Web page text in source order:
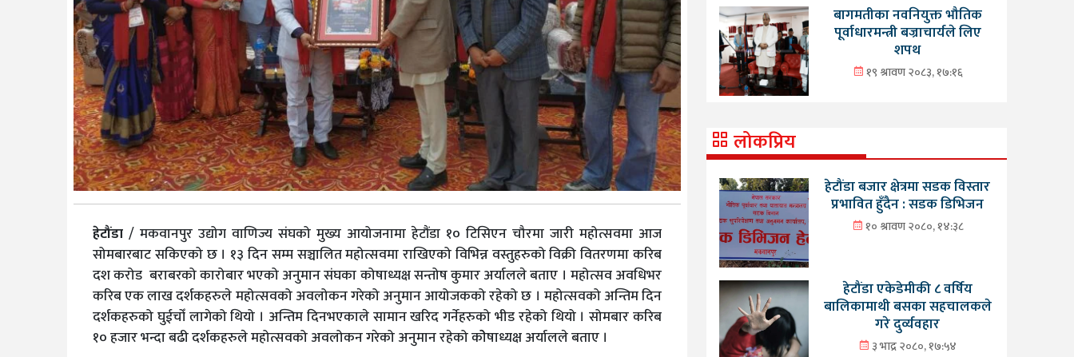
हेटौंडा / मकवानपुर उद्योग वाणिज्य संघको मुख्य आयोजनामा हेटौंडा १० टिसिएन चौरमा जारी महोत्सवमा आज
सोमबारबाट सकिएको छ । १३ दिन सम्म सञ्चालित महोत्सवमा राखिएको विभिन्न वस्तुहरुको विक्री वितरणमा करिब
दश करोड बराबरको कारोबार भएको अनुमान संघका कोषाध्यक्ष सन्तोष कुमार अर्यालले बताए । महोत्सव अवधिभर
करिब एक लाख दर्शकहरुले महोत्सवको अवलोकन गरेको अनुमान आयोजकको रहेको छ । महोत्सवको अन्तिम दिन
दर्शकहरुको घुईचोँ लागेको थियो । अन्तिम दिनभएकाले सामान खरिद गर्नेहरुको भीड रहेको थियो । सोमबार करिब
१० हजार भन्दा बढी दर्शकहरुले महोत्सवको अवलोकन गरेको अनुमान रहेको कोेषाध्यक्ष अर्यालले बताए ।
बागमतीका नवनियुक्त भौतिक
पूर्वाधारमन्त्री बज्राचार्यले लिए
शपथ
१९ श्रावण २०८३, १७:१६
लोकप्रिय
हेटौंडा बजार क्षेत्रमा सडक विस्तार
प्रभावित हुँदैन : सडक डिभिजन
१० श्रावण २०८०, १४:३८
हेटौंडा एकेडेमीकी ८ वर्षिय
बालिकामाथी बसका सहचालकले
गरे दुर्व्यवहार
३ भाद्र २०८०, १७:५४